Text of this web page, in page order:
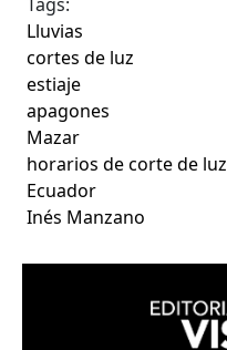
Lluvias
cortes de luz
estiaje
apagones
Mazar
horarios de corte de luz
Ecuador
Inés Manzano